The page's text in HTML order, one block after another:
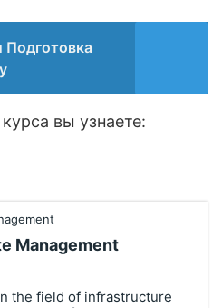
вы узнаете:
Management
the field of infrastructure